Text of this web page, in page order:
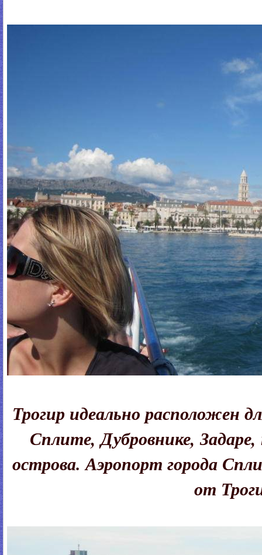
Трогир идеально расположен
Сплите, Дубровнике,
острова. Аэропорт города
от